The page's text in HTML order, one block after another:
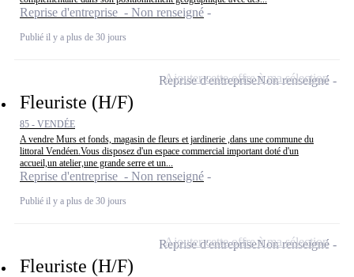
Reprise d'entreprise - Non renseigné
Publié il y a plus de 30 jours
Fleuriste (H/F)
85 - VENDÉE
A vendre Murs et fonds, magasin de fleurs et jardinerie ,dans une commune du
littoral Vendéen.Vous disposez d'un espace commercial important doté d'un
accueil,un atelier,une grande serre et un...
Reprise d'entreprise - Non renseigné
Publié il y a plus de 30 jours
Reprise d'entrepriseNon renseigné
Ajouter cette offre à ma sélection
Fleuriste (H/F)
Reprise d'entrepriseNon renseigné
Ajouter cette offre à ma sélection